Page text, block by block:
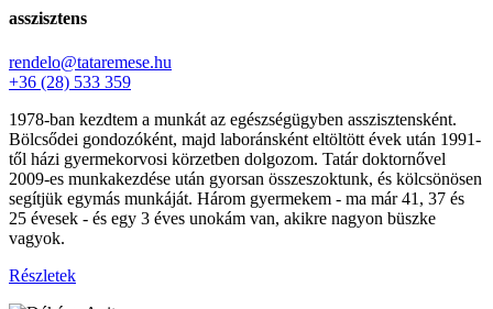
asszisztens
rendelo@tataremese.hu
+36 (28) 533 359
1978-ban kezdtem a munkát az egészségügyben asszisztensként.
Bölcsődei gondozóként, majd laboránsként eltöltött évek után 1991-
től házi gyermekorvosi körzetben dolgozom. Tatár doktornővel
2009-es munkakezdése után gyorsan összeszoktunk, és kölcsönösen
segítjük egymás munkáját. Három gyermekem - ma már 41, 37 és
25 évesek - és egy 3 éves unokám van, akikre nagyon büszke
vagyok.
Részletek